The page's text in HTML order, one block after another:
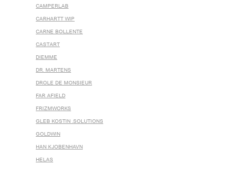
CAMPERLAB
CARHARTT WIP
CARNE BOLLENTE
CASTART
DIEMME
DR. MARTENS
DROLE DE MONSIEUR
FAR AFIELD
FRIZMWORKS
GLEB KOSTIN .SOLUTIONS
GOLDWIN
HAN KJOBENHAVN
HELAS